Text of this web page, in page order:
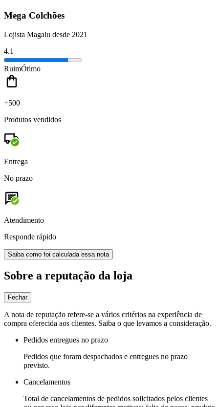
Mega Colchões
Lojista Magalu desde 2021
4.1
RuimÓtimo
+500
Produtos vendidos
Entrega
No prazo
Atendimento
Responde rápido
Saiba como foi calculada essa nota
Sobre a reputação da loja
Fechar
A nota de reputação refere-se a vários critérios na experiência de
compra oferecida aos clientes. Saiba o que levamos a consideração.
Pedidos entregues no prazo
Pedidos que foram despachados e entregues no prazo
previsto.
Cancelamentos
Total de cancelamentos de pedidos solicitados pelos clientes